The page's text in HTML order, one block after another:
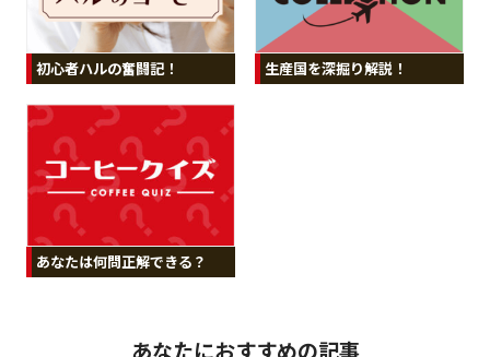
初心者ハルの奮闘記！ 生産国を深掘り解説！
あなたは何問正解できる？
あなたにおすすめの記事